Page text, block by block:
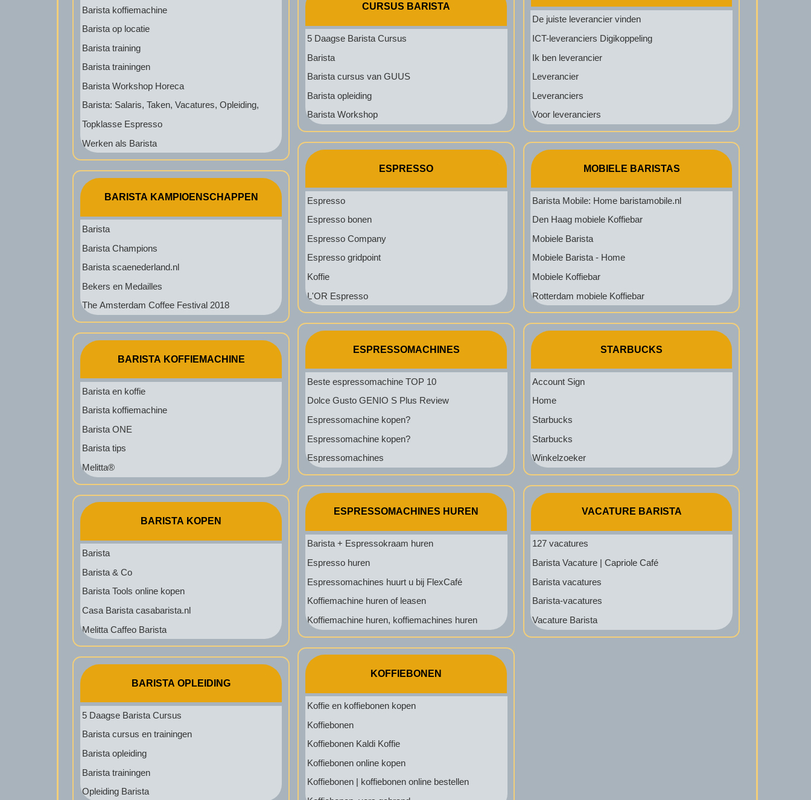
Barista koffiemachine
Barista op locatie
Barista training
Barista trainingen
Barista Workshop Horeca
Barista: Salaris, Taken, Vacatures, Opleiding,
Topklasse Espresso
Werken als Barista
BARISTA KAMPIOENSCHAPPEN
Barista
Barista Champions
Barista scaenederland.nl
Bekers en Medailles
The Amsterdam Coffee Festival 2018
BARISTA KOFFIEMACHINE
Barista en koffie
Barista koffiemachine
Barista ONE
Barista tips
Melitta®
BARISTA KOPEN
Barista
Barista & Co
Barista Tools online kopen
Casa Barista casabarista.nl
Melitta Caffeo Barista
BARISTA OPLEIDING
5 Daagse Barista Cursus
Barista cursus en trainingen
Barista opleiding
Barista trainingen
Opleiding Barista
CURSUS BARISTA
5 Daagse Barista Cursus
Barista
Barista cursus van GUUS
Barista opleiding
Barista Workshop
ESPRESSO
Espresso
Espresso bonen
Espresso Company
Espresso gridpoint
Koffie
L'OR Espresso
ESPRESSOMACHINES
Beste espressomachine TOP 10
Dolce Gusto GENIO S Plus Review
Espressomachine kopen?
Espressomachine kopen?
Espressomachines
ESPRESSOMACHINES HUREN
Barista + Espressokraam huren
Espresso huren
Espressomachines huurt u bij FlexCafé
Koffiemachine huren of leasen
Koffiemachine huren, koffiemachines huren
KOFFIEBONEN
Koffie en koffiebonen kopen
Koffiebonen
Koffiebonen Kaldi Koffie
Koffiebonen online kopen
Koffiebonen | koffiebonen online bestellen
De juiste leverancier vinden
ICT-leveranciers Digikoppeling
Ik ben leverancier
Leverancier
Leveranciers
Voor leveranciers
MOBIELE BARISTAS
Barista Mobile: Home baristamobile.nl
Den Haag mobiele Koffiebar
Mobiele Barista
Mobiele Barista - Home
Mobiele Koffiebar
Rotterdam mobiele Koffiebar
STARBUCKS
Account Sign
Home
Starbucks
Starbucks
Winkelzoeker
VACATURE BARISTA
127 vacatures
Barista Vacature | Capriole Café
Barista vacatures
Barista-vacatures
Vacature Barista